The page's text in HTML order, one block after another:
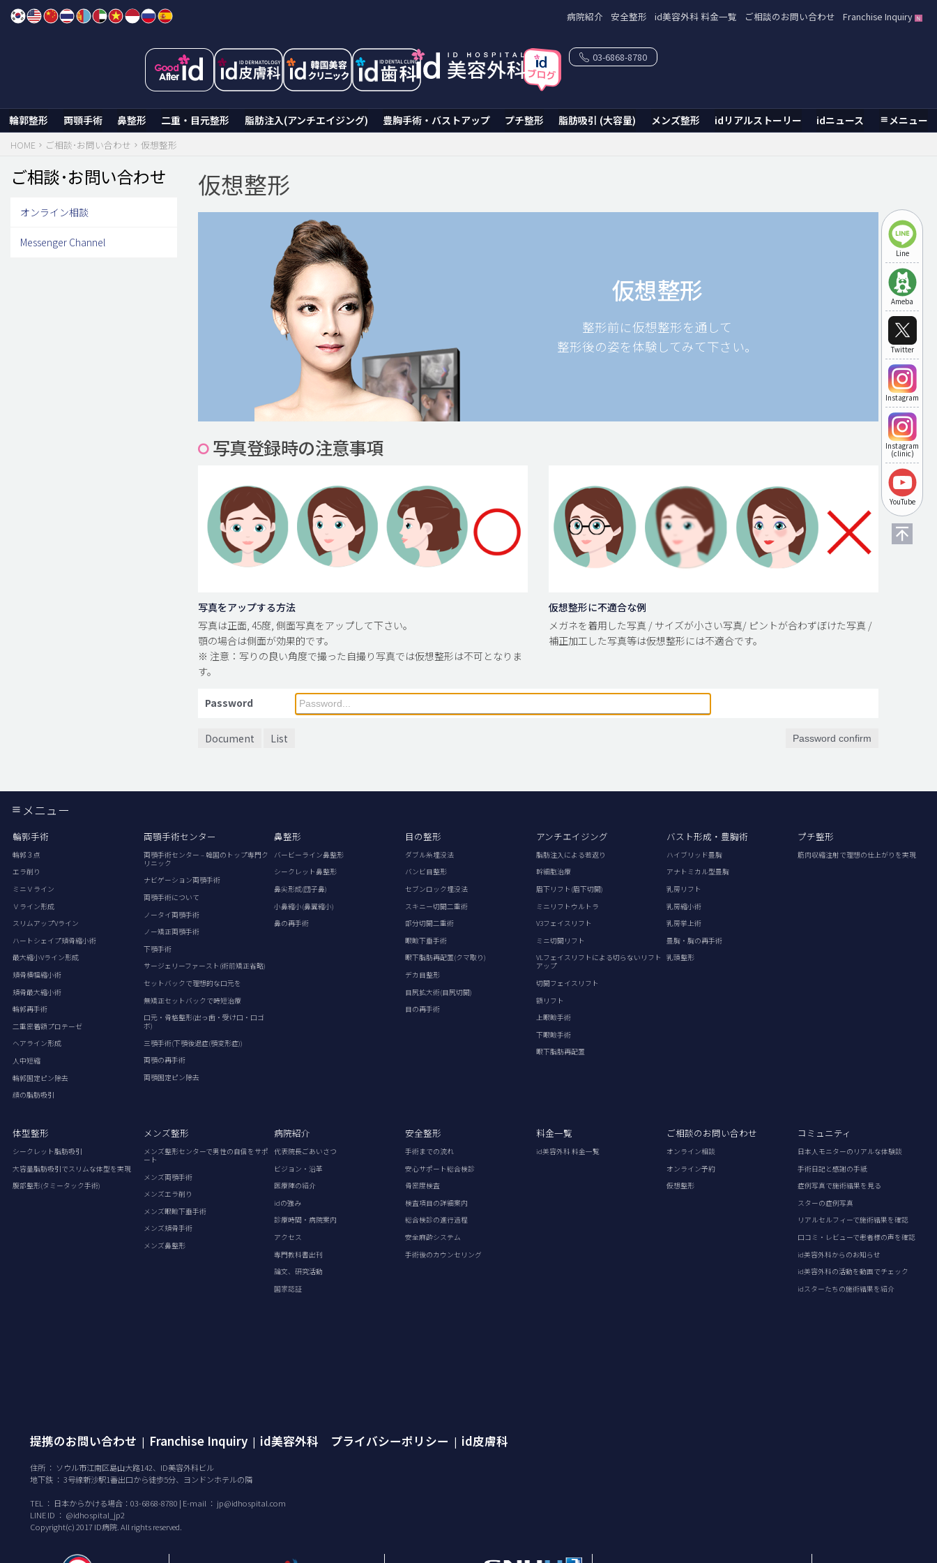
Skip
病院紹介 安全整形 id美容外科 料金一覧 ご相談のお問い合わせ Franchise Inquiry
輪郭整形 両顎手術 鼻整形 二重・目元整形 脂肪注入(アンチエイジング) 豊胸手術・バストアップ プチ整形 脂肪吸引 (大容量) メンズ整形 idリアルストーリー idニュース メニュー
03-6868-8780
Line
Ameba
Twitter
Instagram
Instagram
(clinic)
YouTube
HOME ご相談･お問い合わせ 仮想整形
仮想整形
仮想整形
整形前に仮想整形を通して
整形後の姿を体験してみて下さい。
写真登録時の注意事項
写真をアップする方法
写真は正面, 45度, 側面写真をアップして下さい。
顎の場合は側面が効果的です。
※ 注意：写りの良い角度で撮った自撮り写真では仮想整形は不可となりま
す。
仮想整形に不適合な例
メガネを着用した写真 / サイズが小さい写真/ ピントが合わずぼけた写真 /
補正加工した写真等は仮想整形には不適合です。
Password
Document List Password confirm
ご相談･お問い合わせ
オンライン相談
Messenger Channel
メニュー
輪郭手術
輪郭３点
エラ削り
ミニＶライン
Ｖライン形成
スリムアップVライン
ハートシェイプ頬骨縮小術
最大縮小Vライン形成
頬骨横幅縮小術
頬骨最大縮小術
輪郭再手術
二重密着額プロテーゼ
ヘアライン形成
人中短縮
輪郭固定ピン除去
顔の脂肪吸引
両顎手術センター
両顎手術センター – 韓国のトップ専門ク
リニック
ナビゲーション両顎手術
両顎手術について
ノータイ両顎手術
ノー矯正両顎手術
下顎手術
サージェリーファースト(術前矯正省略)
セットバックで理想的な口元を
無矯正セットバックで時短治療
口元・骨格整形(出っ歯・受け口・口ゴ
ボ)
三顎手術(下顎後退症(顎変形症))
両顎の再手術
両顎固定ピン除去
鼻整形
バービーライン鼻整形
シークレット鼻整形
鼻尖形成(団子鼻)
小鼻縮小(鼻翼縮小)
鼻の再手術
目の整形
ダブル糸埋没法
バンビ目整形
セブンロック埋没法
スキニー切開二重術
部分切開二重術
眼瞼下垂手術
眼下脂肪再配置(クマ取り)
デカ目整形
目尻拡大術(目尻切開)
目の再手術
アンチエイジング
脂肪注入による若返り
幹細胞治療
眉下リフト(眉下切開)
ミニリフトウルトラ
V3フェイスリフト
ミニ切開リフト
VLフェイスリフトによる切らないリフト
アップ
切開フェイスリフト
額リフト
上眼瞼手術
下眼瞼手術
眼下脂肪再配置
バスト形成・豊胸術
ハイブリッド豊胸
アナトミカル型豊胸
乳房リフト
乳房縮小術
乳房挙上術
豊胸・胸の再手術
乳頭整形
プチ整形
筋肉収縮注射で理想の仕上がりを実現
体型整形
シークレット脂肪吸引
大容量脂肪吸引でスリムな体型を実現
腹部整形(タミータック手術)
メンズ整形
メンズ整形センターで男性の自信をサポ
ート
メンズ両顎手術
メンズエラ削り
メンズ眼瞼下垂手術
メンズ頬骨手術
メンズ鼻整形
病院紹介
代表院長ごあいさつ
ビジョン・沿革
医療陣の紹介
idの強み
診療時間・病院案内
アクセス
専門教科書出刊
論文、研究活動
国家認証
安全整形
手術までの流れ
安心サポート総合検診
骨密度検査
検査項目の詳細案内
総合検診の進行過程
安全麻酔システム
手術後のカウンセリング
料金一覧
id美容外科 料金一覧
ご相談のお問い合わせ
オンライン相談
オンライン予約
仮想整形
コミュニティ
日本人モニターのリアルな体験談
手術日記と感謝の手紙
症例写真で施術結果を見る
スターの症例写真
リアルセルフィーで施術結果を確認
口コミ・レビューで患者様の声を確認
id美容外科からのお知らせ
id美容外科の活動を動画でチェック
idスターたちの施術結果を紹介
提携のお問い合わせ | Franchise Inquiry | id美容外科 プライバシーポリシー | id皮膚科
住所 ： ソウル市江南区島山大路142、ID美容外科ビル
地下鉄 ： 3号線新沙駅1番出口から徒歩5分、ヨンドンホテルの隣
TEL ： 日本からかける場合：03-6868-8780 | E-mail ： jp@idhospital.com
LINE ID ： @idhospital_jp2
Copyright(c) 2017 ID病院. All rights reserved.